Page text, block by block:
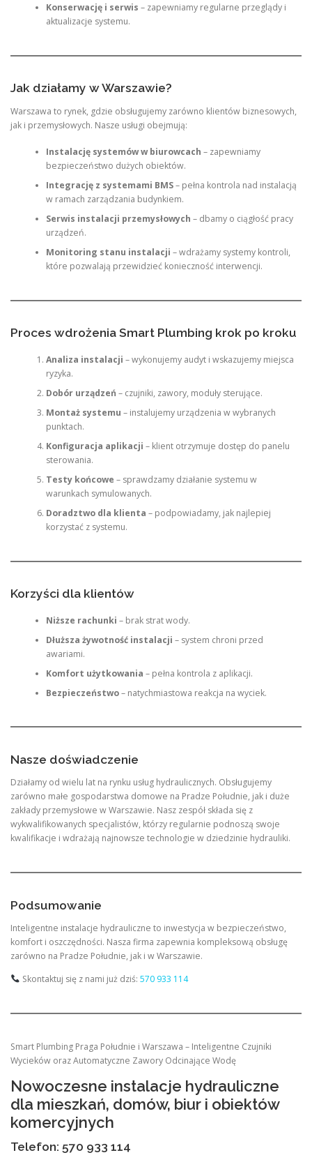
Konserwację i serwis – zapewniamy regularne przeglądy i
aktualizacje systemu.
Jak działamy w Warszawie?
Warszawa to rynek, gdzie obsługujemy zarówno klientów biznesowych,
jak i przemysłowych. Nasze usługi obejmują:
Instalację systemów w biurowcach – zapewniamy
bezpieczeństwo dużych obiektów.
Integrację z systemami BMS– pełna kontrola nad instalacją
w ramach zarządzania budynkiem.
Serwis instalacji przemysłowych – dbamy o ciągłość pracy
urządzeń.
Monitoring stanu instalacji – wdrażamy systemy kontroli,
które pozwalają przewidzieć konieczność interwencji.
Proces wdrożenia Smart Plumbing krok po kroku
Analiza instalacji – wykonujemy audyt i wskazujemy miejsca
ryzyka.
Dobór urządzeń – czujniki, zawory, moduły sterujące.
Montaż systemu – instalujemy urządzenia w wybranych
punktach.
Konfiguracja aplikacji – klient otrzymuje dostęp do panelu
sterowania.
Testy końcowe – sprawdzamy działanie systemu w
warunkach symulowanych.
Doradztwo dla klienta – podpowiadamy, jak najlepiej
korzystać z systemu.
Korzyści dla klientów
Niższe rachunki – brak strat wody.
Dłuższa żywotność instalacji – system chroni przed
awariami.
Komfort użytkowania – pełna kontrola z aplikacji.
Bezpieczeństwo– natychmiastowa reakcja na wyciek.
Nasze doświadczenie
Działamy od wielu lat na rynku usług hydraulicznych. Obsługujemy
zarówno małe gospodarstwa domowe na Pradze Południe, jak i duże
zakłady przemysłowe w Warszawie. Nasz zespół składa się z
wykwalifikowanych specjalistów, którzy regularnie podnoszą swoje
kwalifikacje i wdrażają najnowsze technologie w dziedzinie hydrauliki.
Podsumowanie
Inteligentne instalacje hydrauliczne to inwestycja w bezpieczeństwo,
komfort i oszczędności. Nasza firma zapewnia kompleksową obsługę
zarówno na Pradze Południe, jak i w Warszawie.
Skontaktuj się z nami już dziś: 570 933 114
Smart Plumbing Praga Południe i Warszawa – Inteligentne Czujniki
Wycieków oraz Automatyczne Zawory Odcinające Wodę
Nowoczesne instalacje hydrauliczne
dla mieszkań, domów, biur i obiektów
komercyjnych
Telefon: 570 933 114